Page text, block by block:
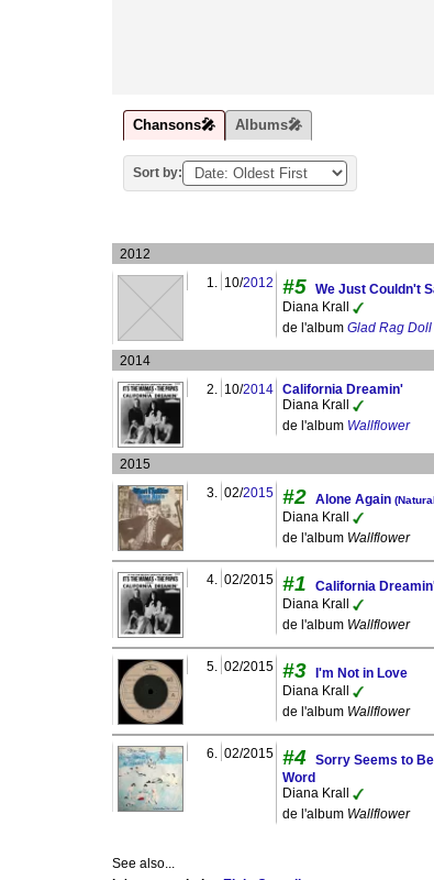
Chansons🎤 Albums🎤
Sort by:
2012
1.
10/2012 #5 We Just Couldn't
Diana Krall
de l'album Glad Rag Doll
2014
2.
10/2014 California Dreamin'
Diana Krall
de l'album Wallflower
2015
3.
02/2015 #2 Alone Again
Diana Krall
de l'album Wallflower
4. 02/2015 #1
California
Diana Krall
de l'album Wallflower
5. 02/2015 #3 I'm Not in Love
Diana Krall
de l'album Wallflower
6. 02/2015 #4 Sorry Seems to
Word
Diana Krall
de l'album Wallflower
See also...